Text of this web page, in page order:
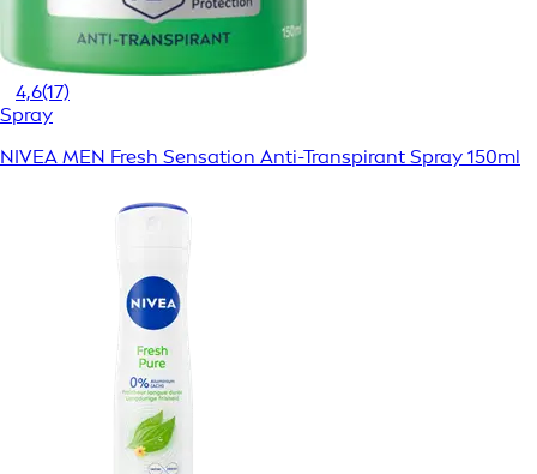
4,6(17)
Spray
NIVEA MEN Fresh Sensation Anti-Transpirant Spray 150ml